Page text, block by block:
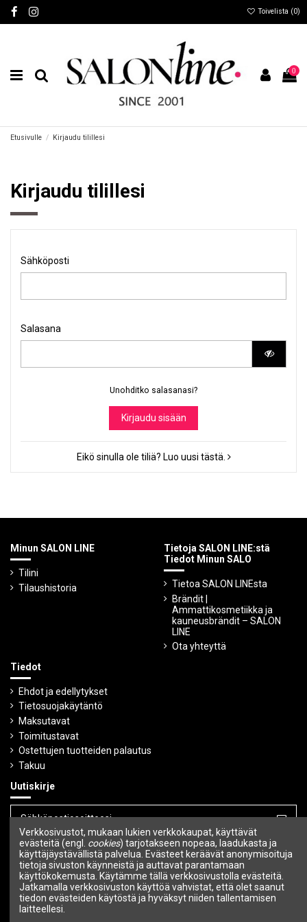
Toivelista (0)
0
Etusivulle Kirjaudu tilillesi
Kirjaudu tilillesi
Sähköposti
Salasana
Unohditko salasanasi?
Kirjaudu sisään
Eikö sinulla ole tiliä? Luo uusi tästä.
Minun SALON LINE
Tilini
Tilaushistoria
Tietoja SALON LINE:stä
Tiedot Minun SALO
Tietoa SALON LINEsta
Brändit |
Ammattikosmetiikka ja
kauneusbrändit – SALON
LINE
Ota yhteyttä
Tiedot
Ehdot ja edellytykset
Tietosuojakäytäntö
Maksutavat
Toimitustavat
Ostettujen tuotteiden palautus
Takuu
Uutiskirje
Voit peruuttaa tilauksen milloin tahansa.
Seuraa meitä
Verkkosivustot, mukaan lukien verkkokaupat, käyttävät
evästeitä (engl. cookies) tarjotakseen nopeaa, laadukasta ja
käyttäjäystävällistä palvelua. Evästeet keräävät anonymisoituja
tietoja sivuston käynneistä ja auttavat parantamaan
käyttökokemusta. Käytämme tällä verkkosivustolla evästeitä.
Jatkamalla verkkosivuston käyttöä vahvistat, että olet saanut
tiedon evästeiden käytöstä ja hyväksyt niiden tallentamisen
laitteellesi.